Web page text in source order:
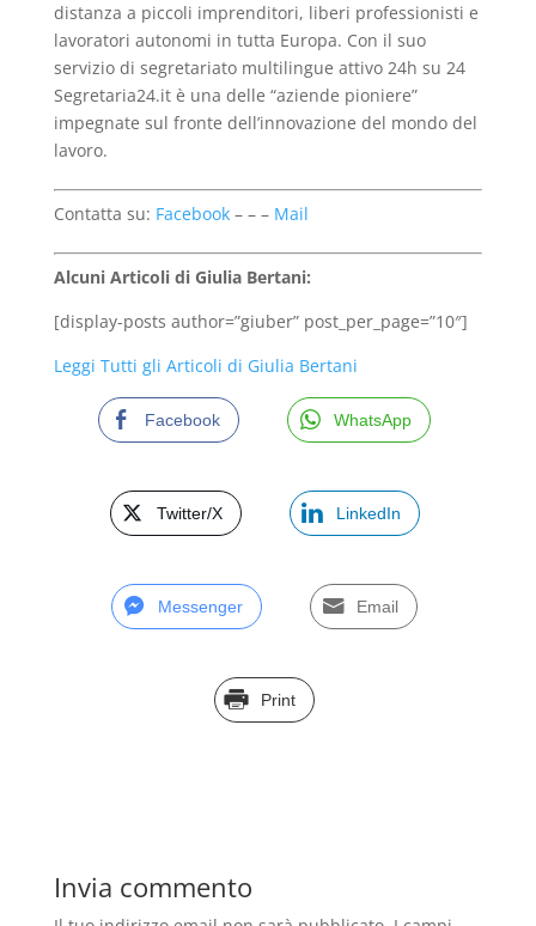
distanza a piccoli imprenditori, liberi professionisti e
lavoratori autonomi in tutta Europa. Con il suo
servizio di segretariato multilingue attivo 24h su 24
Segretaria24.it è una delle “aziende pioniere”
impegnate sul fronte dell’innovazione del mondo del
lavoro.
Contatta su: Facebook– – – Mail
Alcuni Articoli di Giulia Bertani:
[display-posts author=”giuber” post_per_page=”10″]
Leggi Tutti gli Articoli di Giulia Bertani
Facebook WhatsApp
Twitter/X LinkedIn
Messenger Email
Print
Invia commento